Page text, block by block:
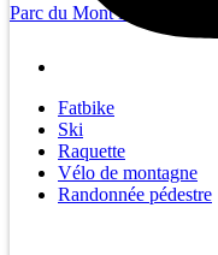
Fatbike
Ski
Raquette
Vélo de montagne
Randonnée pédestre
Parc du Mont Loup-Garou